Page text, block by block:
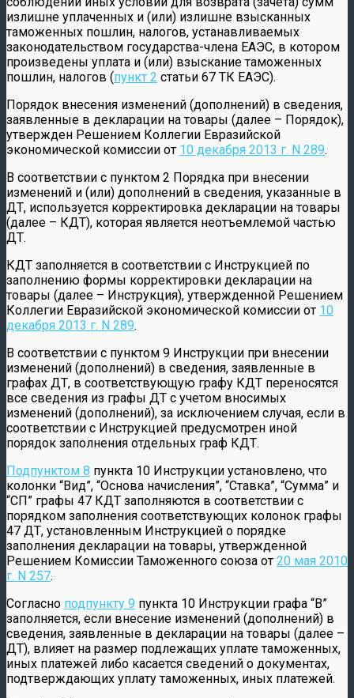
излишне уплаченных и (или) излишне взысканных
таможенных пошлин, налогов, устанавливаемых
законодательством государства-члена ЕАЭС, в котором
произведены уплата и (или) взыскание таможенных
пошлин, налогов (пункт 2 статьи 67 ТК ЕАЭС).
Порядок внесения изменений (дополнений) в сведения,
заявленные в декларации на товары (далее – Порядок),
утвержден Решением Коллегии Евразийской
экономической комиссии от 10 декабря 2013 г. N 289.
В соответствии с пунктом 2 Порядка при внесении
изменений и (или) дополнений в сведения, указанные в
ДТ, используется корректировка декларации на товары
(далее – КДТ), которая является неотъемлемой частью
ДТ.
КДТ заполняется в соответствии с Инструкцией по
заполнению формы корректировки декларации на
товары (далее – Инструкция), утвержденной Решением
Коллегии Евразийской экономической комиссии от 10
декабря 2013 г. N 289.
В соответствии с пунктом 9 Инструкции при внесении
изменений (дополнений) в сведения, заявленные в
графах ДТ, в соответствующую графу КДТ переносятся
все сведения из графы ДТ с учетом вносимых
изменений (дополнений), за исключением случая, если в
соответствии с Инструкцией предусмотрен иной
порядок заполнения отдельных граф КДТ.
Подпунктом 8 пункта 10 Инструкции установлено, что
колонки “Вид”, “Основа начисления”, “Ставка”, “Сумма” и
“СП” графы 47 КДТ заполняются в соответствии с
порядком заполнения соответствующих колонок графы
47 ДТ, установленным Инструкцией о порядке
заполнения декларации на товары, утвержденной
Решением Комиссии Таможенного союза от 20 мая 2010
г. N 257.
Согласно подпункту 9 пункта 10 Инструкции графа “В”
заполняется, если внесение изменений (дополнений) в
сведения, заявленные в декларации на товары (далее –
ДТ), влияет на размер подлежащих уплате таможенных,
иных платежей либо касается сведений о документах,
подтверждающих уплату таможенных, иных платежей.